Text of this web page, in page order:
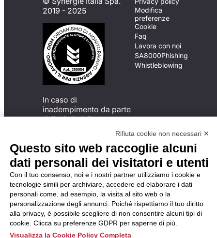
2019 - 2025
In caso di
inadempimento da parte
della ApL delle
del Codice di Condotta, è
possibile presentare un
reclamo
all’Organismo di
Monitoraggio utilizzando
una delle modalità
descritte al seguente
indirizzo web
https://odm-
agenzielavoro.it/reclami/.
Modifica
preferenze
Cookie
Faq
Lavora con noi
SA8000Phishing
Whistleblowing
Rifiuta cookie non necessari ✕
Questo sito web raccoglie alcuni
dati personali dei visitatori e utenti
Con il tuo consenso, noi e i nostri partner utilizziamo i cookie e
tecnologie simili per archiviare, accedere ed elaborare i dati
personali come, ad esempio, la visita al sito web o la
personalizzazione degli annunci. Poiché rispettiamo il tuo diritto
alla privacy, è possibile scegliere di non consentire alcuni tipi di
cookie. Clicca su preferenze GDPR per saperne di più.
Visualizza la Cookie Policy Completa